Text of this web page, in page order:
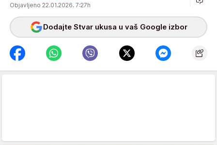
Objavljeno 22.01.2026. 7:27h
Dodajte Stvar ukusa u vaš Google izbor